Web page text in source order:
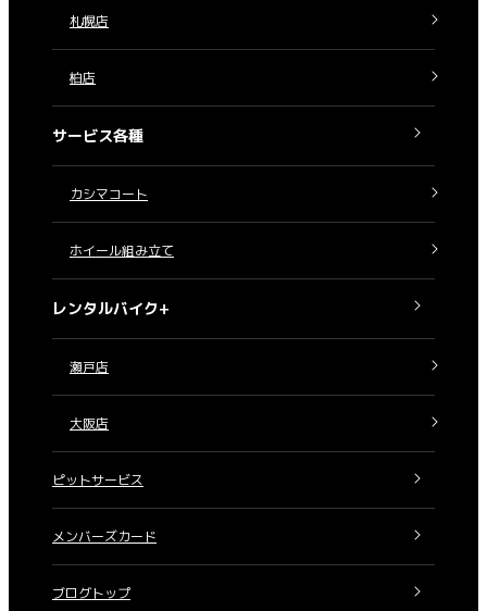
札幌店
柏店
サービス各種
カシマコート
ホイール組み立て
レンタルバイク+
瀬戸店
大阪店
ピットサービス
メンバーズカード
ブログトップ